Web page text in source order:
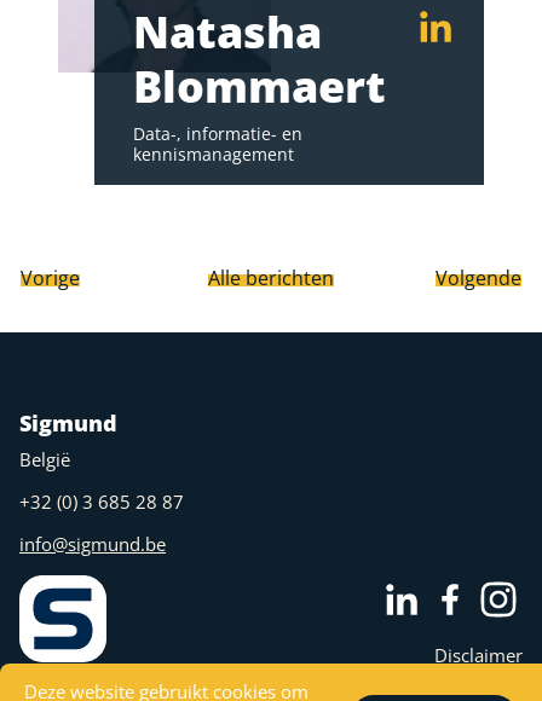
Deze website gebruikt cookies om
Natasha
Blommaert
Data-, informatie- en
kennismanagement
Vorige Alle berichten Volgende
Sigmund
België
+32 (0) 3 685 28 87
info@sigmund.be
Sigmund is a Juny nv brand.
Disclaimer